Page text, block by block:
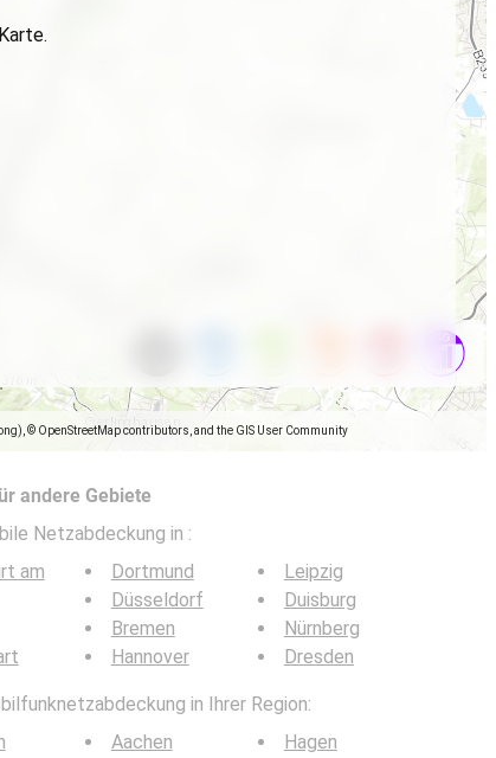
© OpenStreetMap contributors, and the GIS User Community
andere Gebiete
Netzabdeckung in :
am
Dortmund
Düsseldorf
Bremen
Hannover
Leipzig
Duisburg
Nürnberg
Dresden
in Ihrer Region:
Aachen Hagen